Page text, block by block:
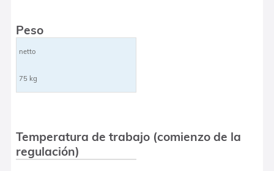
Peso
netto
75 kg
Temperatura de trabajo (comienzo de la
regulación)